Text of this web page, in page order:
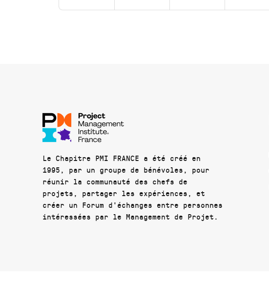
Le Chapitre PMI FRANCE a été créé en
1995, par un groupe de bénévoles, pour
réunir la communauté des chefs de
projets, partager les expériences, et
créer un Forum d'échanges entre personnes
intéressées par le Management de Projet.